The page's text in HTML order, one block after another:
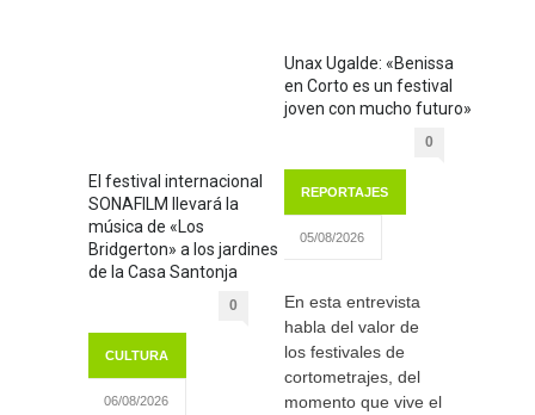
El festival internacional
SONAFILM llevará la
música de «Los
Bridgerton» a los jardines
de la Casa Santonja
0
CULTURA
06/08/2026
Unax Ugalde: «Benissa
en Corto es un festival
joven con mucho futuro»
0
REPORTAJES
05/08/2026
En esta entrevista
habla del valor de
los festivales de
cortometrajes, del
momento que vive el